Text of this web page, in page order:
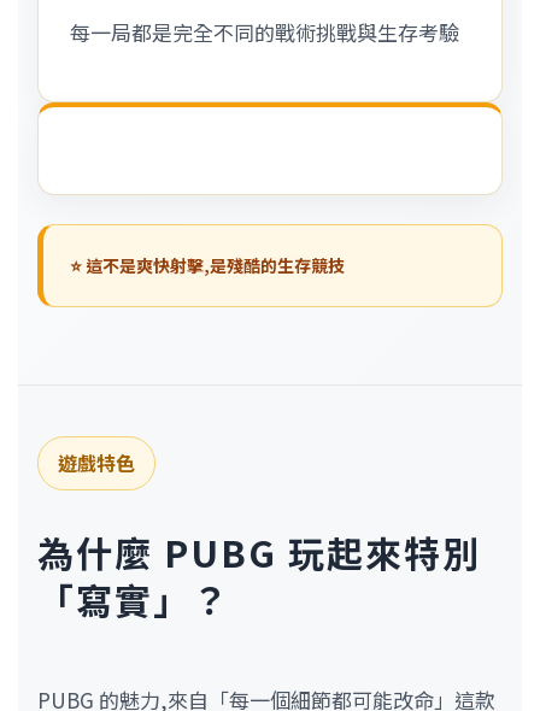
每一局都是完全不同的戰術挑戰與生存考驗
⭐ 這不是爽快射擊,是殘酷的生存競技
遊戲特色
為什麼 PUBG 玩起來特別
「寫實」？
PUBG 的魅力,來自「每一個細節都可能改命」這款